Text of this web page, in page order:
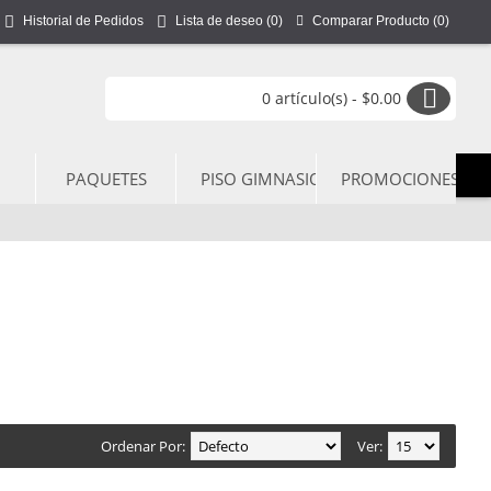
Historial de Pedidos Lista de deseo (0) Comparar Producto (0)
0 artículo(s) - $0.00
PAQUETES PISO GIMNASIO PROMOCIONES
Ver:
Ordenar Por: